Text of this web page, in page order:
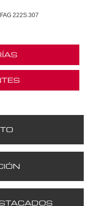
222S.307